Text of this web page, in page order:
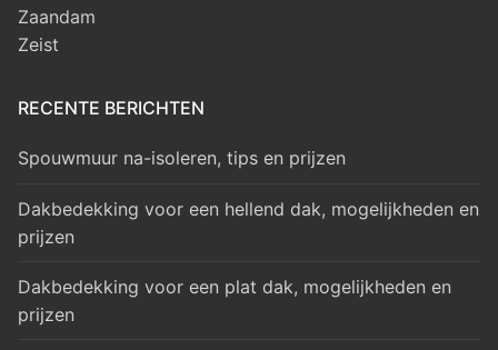
Zaandam
Zeist
RECENTE BERICHTEN
Spouwmuur na-isoleren, tips en prijzen
Dakbedekking voor een hellend dak, mogelijkheden en
prijzen
Dakbedekking voor een plat dak, mogelijkheden en
prijzen